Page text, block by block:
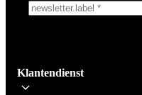
Wees op de hoogte voor het
mail niet delen en geen spam
Klantendienst